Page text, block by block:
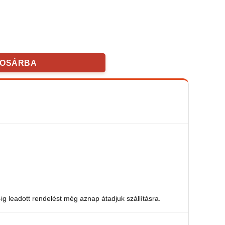
leadott rendelést még aznap átadjuk szállításra.